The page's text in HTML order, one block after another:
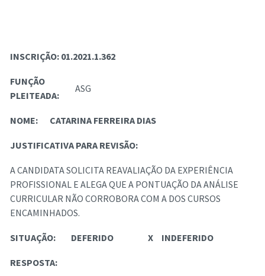
INSCRIÇÃO: 01.2021.1.362
FUNÇÃO
PLEITEADA:
ASG
NOME: CATARINA FERREIRA DIAS
JUSTIFICATIVA PARA REVISÃO:
A CANDIDATA SOLICITA REAVALIAÇÃO DA EXPERIÊNCIA
PROFISSIONAL E ALEGA QUE A PONTUAÇÃO DA ANÁLISE
CURRICULAR NÃO CORROBORA COM A DOS CURSOS
ENCAMINHADOS.
SITUAÇÃO: DEFERIDO X INDEFERIDO
RESPOSTA: